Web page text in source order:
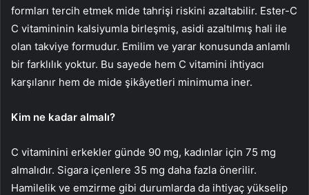
formları tercih etmek mide tahrişi riskini azaltabilir. Ester-C
C vitamininin kalsiyumla birleşmiş, asidi azaltılmış hali ile
olan takviye formudur. Emilim ve yarar konusunda anlamlı
bir farklılık yoktur. Bu sayede hem C vitamini ihtiyacı
karşılanır hem de mide şikâyetleri minimuma iner.
Kim ne kadar almalı?
C vitaminini erkekler günde 90 mg, kadınlar için 75 mg
almalıdır. Sigara içenlere 35 mg daha fazla önerilir.
Hamilelik ve emzirme gibi durumlarda da ihtiyaç yükselip